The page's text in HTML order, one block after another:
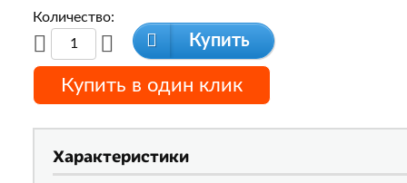
Количество:
Купить
Купить в один клик
Характеристики